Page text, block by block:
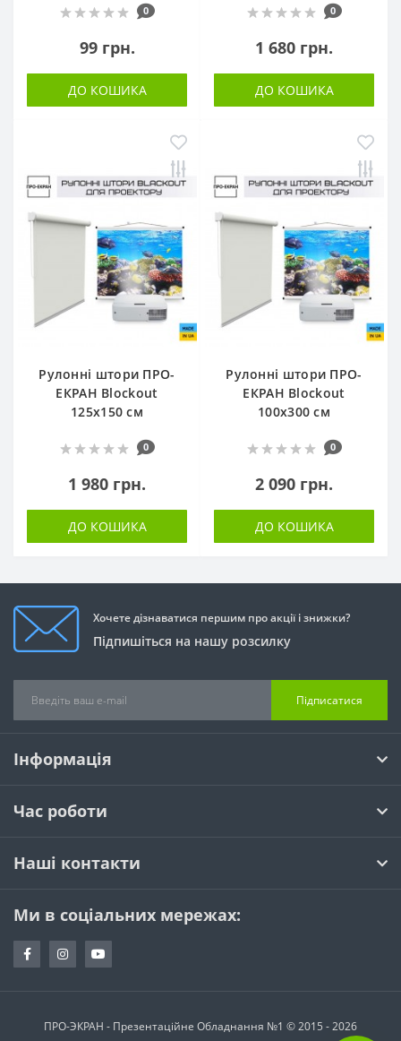
0
99 грн.
ДО КОШИКА
0
1 680 грн.
ДО КОШИКА
Рулонні штори ПРО-
ЕКРАН Blockout
125х150 см
0
1 980 грн.
ДО КОШИКА
Рулонні штори ПРО-
ЕКРАН Blockout
100х300 см
0
2 090 грн.
ДО КОШИКА
Хочете дізнаватися першим про акції і знижки?
Підпишіться на нашу розсилку
Підписатися
Інформація
Час роботи
Наші контакти
Ми в соціальних мережах:
ПРО-ЭКРАН - Презентаційне Обладнання №1 © 2015 - 2026